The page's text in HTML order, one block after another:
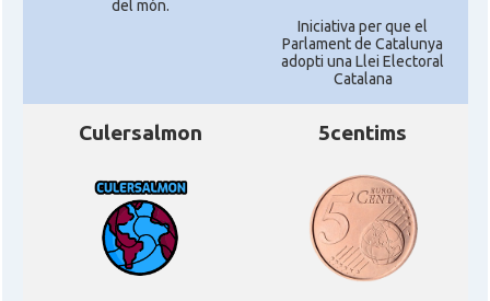
del món.
Iniciativa per que el
Parlament de Catalunya
adopti una Llei Electoral
Catalana
Culersalmon 5centims